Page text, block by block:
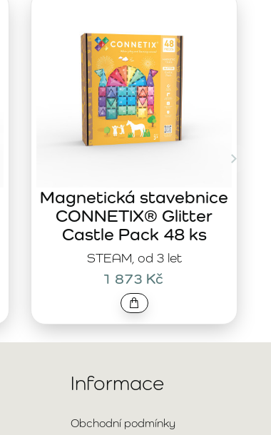
STEAM, od 3 let
Magnetická stavebnice
CONNETIX® Glitter
Castle Pack 48 ks
1 873 Kč
Informace
Obchodní podmínky